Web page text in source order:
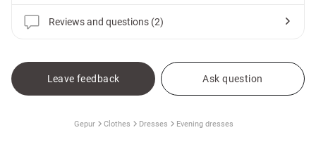
Reviews and questions (2)
Leave feedback Ask question
Gepur Clothes Dresses Evening dresses